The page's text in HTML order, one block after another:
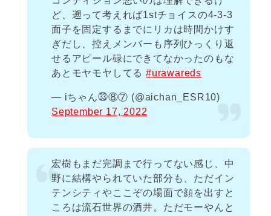
ど、遡って考えれば1stチョイスの4-3-3
面子を固定するまでにリカは時間かけす
ぎだし、控えメンバーも序列ひっくり返
せるアピール碌にできてなかったのもな
あとモヤモヤしてる#urawareds
— iちゃん㉝⑧⑦ (@aichan_ESR10)
September 17, 2022
宏樹もまだ完調まで行ってない感じ、中
野に結構やられていた部分も、ただイン
テンシティやここぞの場面で顔を出すと
ころは流石世界の酒井。ただモーやんと